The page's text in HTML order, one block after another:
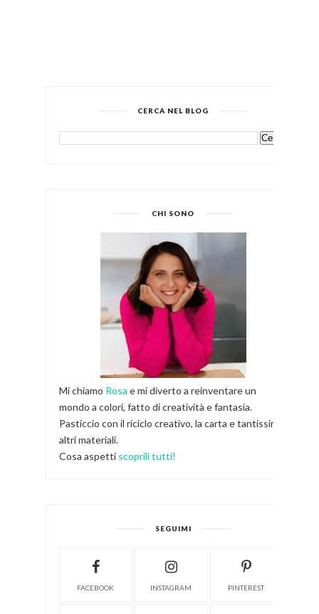
CERCA NEL BLOG
CHI SONO
Mi chiamo Rosa e mi diverto a reinventare un
mondo a colori, fatto di creatività e fantasia.
Pasticcio con il riciclo creativo, la carta e tantissimi
altri materiali.
Cosa aspetti scoprili tutti!
SEGUIMI
FACEBOOK INSTAGRAM PINTEREST